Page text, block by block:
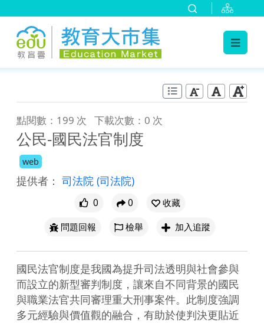
點閱數：199 次 下載次數：0 次
公民-國民法官制度
web
提供者： 司法院 (司法院)
0 0
收藏
問題回報
檢舉 加入追蹤
國民法官制度是我國為提升司法透明與社會參與
而設立的新型審判制度，讓來自不同背景的國民
與職業法官共同審理重大刑事案件。此制度強調
多元經驗與價值觀的融合，有助於使判決更貼近